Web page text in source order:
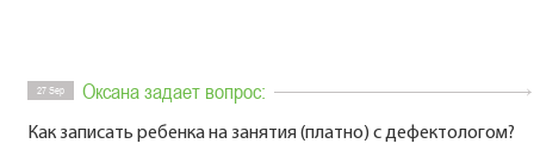
27 Sep Оксана задает вопрос:
Как записать ребенка на занятия (платно) с дефектологом?